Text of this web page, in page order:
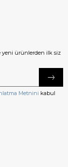
yeni ürünlerden ilk siz
Metnini kabul